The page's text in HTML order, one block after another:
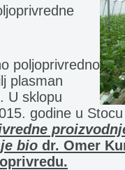
poljoprivredno
plasman
U sklopu
godine u
bio dr. Omer